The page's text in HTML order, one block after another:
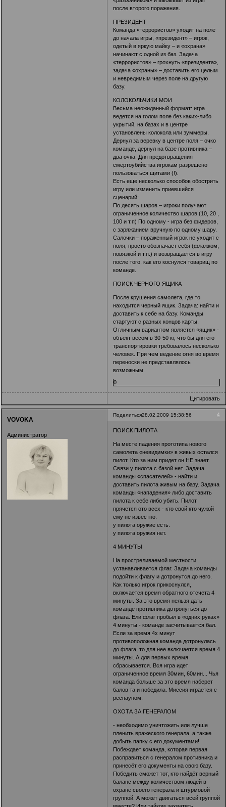
после второго поражения.
ПРЕЗИДЕНТ
Команда «террористов» уходит на поле
до начала игры, «президент» – игрок,
одетый в яркую майку – и «охрана»
начинают с одной из баз. Задача
«террористов» – грохнуть «президента»,
задача «охраны» – доставить его целым
и невредимым через поле на другую
базу.
КОЛОКОЛЬЧИКИ МОИ
Весьма неожиданный формат: игра
ведется на голом поле без каких-либо
укрытий, на базах и в центре
установлены колокола или зуммеры.
Дернул за веревку в центре поля – очко
команде, дернул на базе противника –
два очка. Для предотвращения
смертоубийства игрокам разрешено
пользоваться щитами (!).
Есть еще несколько способов обострить
игру или изменить приевшийся
сценарий:
По десять шаров – игроки получают
ограниченное количество шаров (10, 20 ,
100 и т.п) По одному - игра без фидеров,
с заряжанием вручную по одному шару.
Салочки – пораженный игрок не уходит с
поля, просто обозначает себя (флажком,
повязкой и т.п.) и возвращается в игру
после того, как его коснулся товарищ по
команде.
ПОИСК ЧЕРНОГО ЯЩИКА
После крушения самолета, где то
находится черный ящик. Задача: найти и
доставить к себе на базу. Команды
стартуют с разных концов карты.
Отличным вариантом является «ящик» -
объект весом в 30-50 кг, что бы для его
транспортировки требовалось несколько
человек. При чем ведение огня во время
переноски не представлялось
возможным.
0
Цитировать
Поделиться 4
28.02.2009 15:38:56
VOVOKA
Администратор
ПОИСК ПИЛОТА
На месте падения прототипа нового
самолета «невидимки» в живых остался
пилот. Кто за ним придет он НЕ знает.
Связи у пилота с базой нет. Задача
команды «спасателей» - найти и
доставить пилота живым на базу. Задача
команды «нападения» либо доставить
пилота к себе либо убить. Пилот
прячется ото всех - кто свой кто чужой
ему не известно.
у пилота оружие есть.
у пилота оружия нет.
4 МИНУТЫ
На простреливаемой местности
устанавливается флаг. Задача команды
подойти к флагу и дотронутся до него.
Как только игрок прикоснулся,
включается время обратного отсчета 4
минуты. За это время нельзя дать
команде противника дотронуться до
флага. Ели флаг пробыл в «одних руках»
4 минуты - команде засчитывается бал.
Если за время 4х минут
противоположная команда дотронулась
до флага, то для нее включается время 4
минуты. А для первых время
сбрасывается. Вся игра идет
ограниченное время 30мин, 60мин... Чья
команда больше за это время наберет
балов та и победила. Миссия играется с
респауном.
ОХОТА ЗА ГЕНЕРАЛОМ
- необходимо уничтожить или лучше
пленить вражеского генерала. а также
добыть папку с его документами!
Побеждает команда, которая первая
расправиться с генералом противника и
принесёт его документы на свою базу.
Победить сможет тот, кто найдёт верный
баланс между количеством людей в
охране своего генерала и штурмовой
группой. А может двигаться всей группой